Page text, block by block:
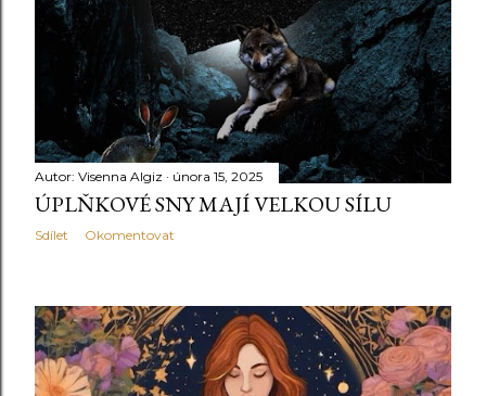
Autor: Visenna Algiz února 15, 2025
ÚPLŇKOVÉ SNY MAJÍ VELKOU SÍLU
Sdílet Okomentovat